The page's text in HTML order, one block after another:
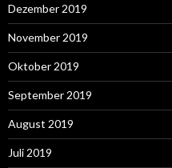
Dezember 2019
November 2019
Oktober 2019
September 2019
August 2019
Juli 2019